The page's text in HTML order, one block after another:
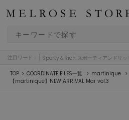
注目ワード： Sporty＆Rich スポーティアンドリッ
TOP COORDINATE FILES一覧
martinique
【martinique】NEW ARRIVAL Mar vol.3